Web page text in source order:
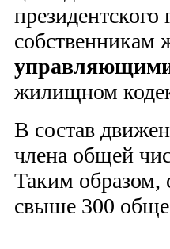
собственникам
жилищном
В состав
члена общей
Таким образом,
свыше 300